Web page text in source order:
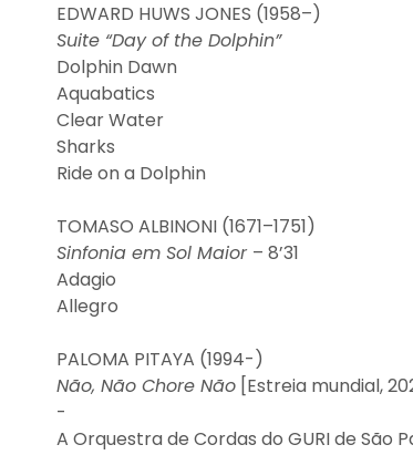
EDWARD HUWS JONES (1958–)
Suite “Day of the Dolphin”
Dolphin Dawn
Aquabatics
Clear Water
Sharks
Ride on a Dolphin
TOMASO ALBINONI (1671–1751)
Sinfonia em Sol Maior – 8’31
Adagio
Allegro
PALOMA PITAYA (1994-)
Não, Não Chore Não [Estreia mundial,
-
A Orquestra de Cordas do GURI de